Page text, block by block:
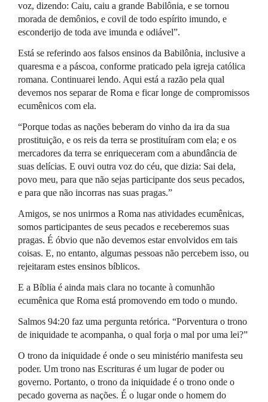
voz, dizendo: Caiu, caiu a grande Babilônia, e se tornou
morada de demônios, e covil de todo espírito imundo, e
esconderijo de toda ave imunda e odiável”.
Está se referindo aos falsos ensinos da Babilônia, inclusive a
quaresma e a páscoa, conforme praticado pela igreja católica
romana. Continuarei lendo. Aqui está a razão pela qual
devemos nos separar de Roma e ficar longe de compromissos
ecumênicos com ela.
“Porque todas as nações beberam do vinho da ira da sua
prostituição, e os reis da terra se prostituíram com ela; e os
mercadores da terra se enriqueceram com a abundância de
suas delícias. E ouvi outra voz do céu, que dizia: Sai dela,
povo meu, para que não sejas participante dos seus pecados,
e para que não incorras nas suas pragas.”
Amigos, se nos unirmos a Roma nas atividades ecumênicas,
somos participantes de seus pecados e receberemos suas
pragas. É óbvio que não devemos estar envolvidos em tais
coisas. E, no entanto, algumas pessoas não percebem isso, ou
rejeitaram estes ensinos bíblicos.
E a Bíblia é ainda mais clara no tocante à comunhão
ecumênica que Roma está promovendo em todo o mundo.
Salmos 94:20 faz uma pergunta retórica. “Porventura o trono
de iniquidade te acompanha, o qual forja o mal por uma lei?”
O trono da iniquidade é onde o seu ministério manifesta seu
poder. Um trono nas Escrituras é um lugar de poder ou
governo. Portanto, o trono da iniquidade é o trono onde o
pecado governa as nações. É o lugar onde o homem do